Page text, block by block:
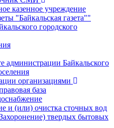
казенное учреждение
"Байкальская газета""
городского
администрации Байкальского
организациями
база
и (или) очистка сточных вод
твердых бытовых